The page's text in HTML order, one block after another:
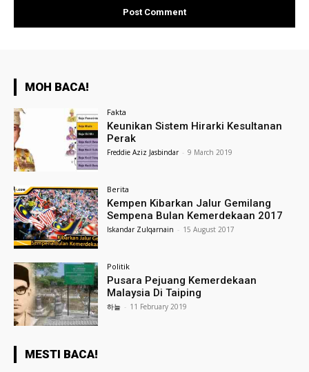
MOH BACA!
Fakta
Keunikan Sistem Hirarki Kesultanan
Perak
Freddie Aziz Jasbindar - 9 March 2019
Berita
Kempen Kibarkan Jalur Gemilang
Sempena Bulan Kemerdekaan 2017
Iskandar Zulqarnain - 15 August 2017
Politik
Pusara Pejuang Kemerdekaan
Malaysia Di Taiping
하늘 - 11 February 2019
MESTI BACA!